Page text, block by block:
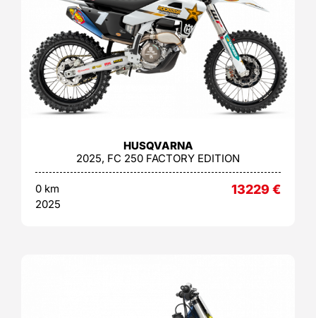
HUSQVARNA
2025, FC 250 FACTORY EDITION
0 km
2025
13229€